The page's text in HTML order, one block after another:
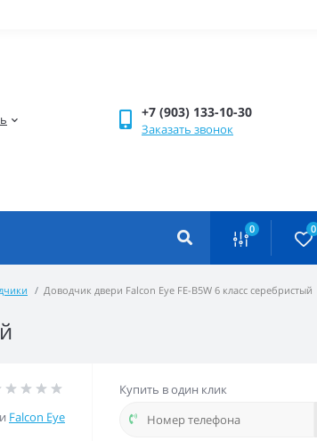
+7 (903) 133-10-30
Заказать звонок
0 0
Доводчик двери Falcon Eye FE-B5W 6 класс серебристый
Falcon Eye
Купить в один клик